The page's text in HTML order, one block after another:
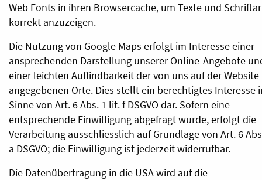
Web Fonts in ihren Browsercache, um Texte und
korrekt anzuzeigen.
Die Nutzung von Google Maps erfolgt im Interesse einer
ansprechenden Darstellung unserer Online-Angebote
einer leichten Auffindbarkeit der von uns auf der Website
angegebenen Orte. Dies stellt ein berechtigtes Interesse
Sinne von Art. 6 Abs. 1 lit. f DSGVO dar. Sofern eine
entsprechende Einwilligung abgefragt wurde, erfolgt die
Verarbeitung ausschliesslich auf Grundlage von Art. 6
a DSGVO; die Einwilligung ist jederzeit widerrufbar.
Die Datenübertragung in die USA wird auf die